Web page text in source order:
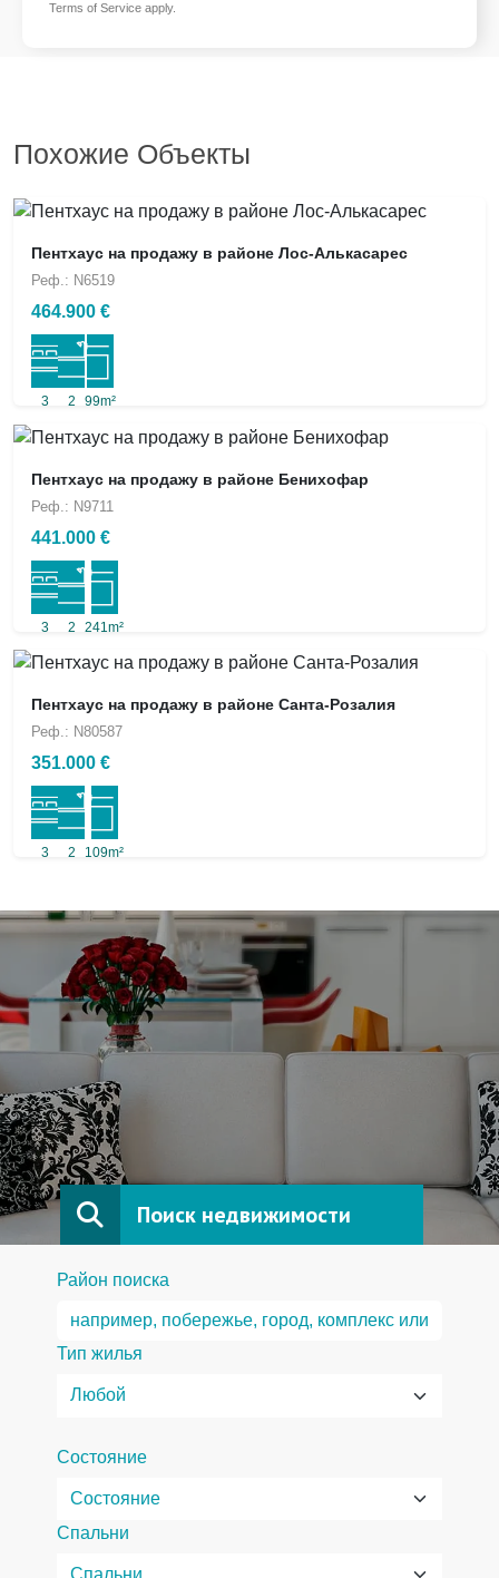
Terms of Service apply.
Похожие Объекты
Пентхаус на продажу в районе Лос-Алькасарес
Реф.: N6519
464.900 €
3 2 99m²
Пентхаус на продажу в районе Бенихофар
Реф.: N9711
441.000 €
3 2 241m²
Пентхаус на продажу в районе Санта-Розалия
Реф.: N80587
351.000 €
3 2 109m²
Поиск недвижимости
Район поиска
Тип жилья
Состояние
Спальни